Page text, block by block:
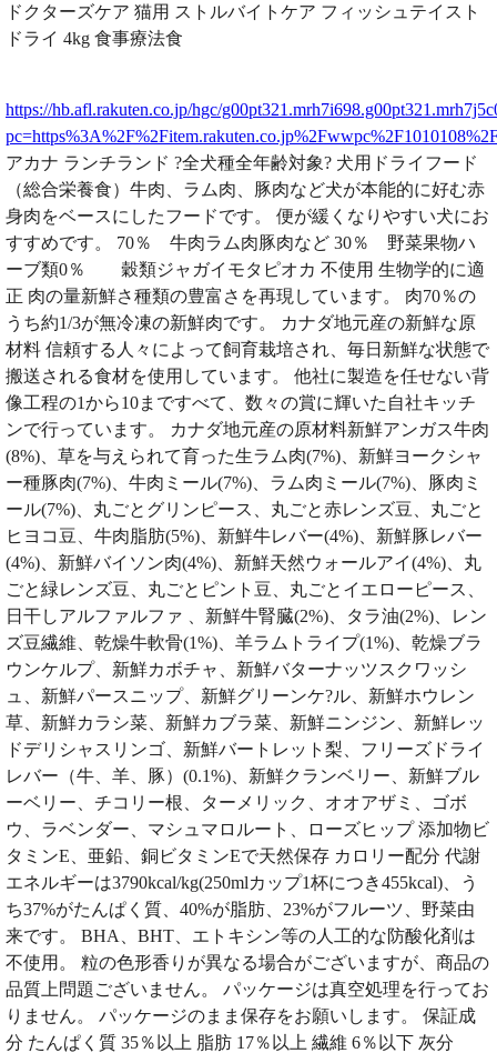
ドクターズケア 猫用 ストルバイトケア フィッシュテイスト
ドライ 4kg 食事療法食
https://hb.afl.rakuten.co.jp/hgc/
アカナ ランチランド ?全犬種全年齢対象? 犬用ドライフード
（総合栄養食）牛肉、ラム肉、豚肉など犬が本能的に好む赤
身肉をベースにしたフードです。 便が緩くなりやすい犬にお
すすめです。 70％ 牛肉ラム肉豚肉など 30％ 野菜果物ハ
ーブ類0％ 穀類ジャガイモタピオカ 不使用 生物学的に適
正 肉の量新鮮さ種類の豊富さを再現しています。 肉70％の
うち約1/3が無冷凍の新鮮肉です。 カナダ地元産の新鮮な原
材料 信頼する人々によって飼育栽培され、毎日新鮮な状態で
搬送される食材を使用しています。 他社に製造を任せない背
像工程の1から10まですべて、数々の賞に輝いた自社キッチ
ンで行っています。 カナダ地元産の原材料新鮮アンガス牛肉
(8%)、草を与えられて育った生ラム肉(7%)、新鮮ヨークシャ
ー種豚肉(7%)、牛肉ミール(7%)、ラム肉ミール(7%)、豚肉ミ
ール(7%)、丸ごとグリンピース、丸ごと赤レンズ豆、丸ごと
ヒヨコ豆、牛肉脂肪(5%)、新鮮牛レバー(4%)、新鮮豚レバー
(4%)、新鮮バイソン肉(4%)、新鮮天然ウォールアイ(4%)、丸
ごと緑レンズ豆、丸ごとピント豆、丸ごとイエローピース、
日干しアルファルファ 、新鮮牛腎臓(2%)、タラ油(2%)、レン
ズ豆繊維、乾燥牛軟骨(1%)、羊ラムトライプ(1%)、乾燥ブラ
ウンケルプ、新鮮カボチャ、新鮮バターナッツスクワッシ
ュ、新鮮パースニップ、新鮮グリーンケ?ル、新鮮ホウレン
草、新鮮カラシ菜、新鮮カブラ菜、新鮮ニンジン、新鮮レッ
ドデリシャスリンゴ、新鮮バートレット梨、フリーズドライ
レバー（牛、羊、豚）(0.1%)、新鮮クランベリー、新鮮ブル
ーベリー、チコリー根、ターメリック、オオアザミ、ゴボ
ウ、ラベンダー、マシュマロルート、ローズヒップ 添加物ビ
タミンE、亜鉛、銅ビタミンEで天然保存 カロリー配分 代謝
エネルギーは3790kcal/kg(250mlカップ1杯につき455kcal)、う
ち37%がたんぱく質、40%が脂肪、23%がフルーツ、野菜由
来です。 BHA、BHT、エトキシン等の人工的な防酸化剤は
不使用。 粒の色形香りが異なる場合がございますが、商品の
品質上問題ございません。 パッケージは真空処理を行ってお
りません。 パッケージのまま保存をお願いします。 保証成
分 たんぱく質 35％以上 脂肪 17％以上 繊維 6％以下 灰分